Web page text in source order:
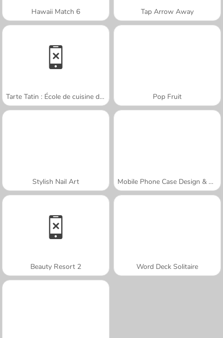
Hawaii Match 6 Tap Arrow Away
Tarte Tatin : École de cuisine de Sara Pop Fruit
Stylish Nail Art Mobile Phone Case Design & DIY
Beauty Resort 2 Word Deck Solitaire